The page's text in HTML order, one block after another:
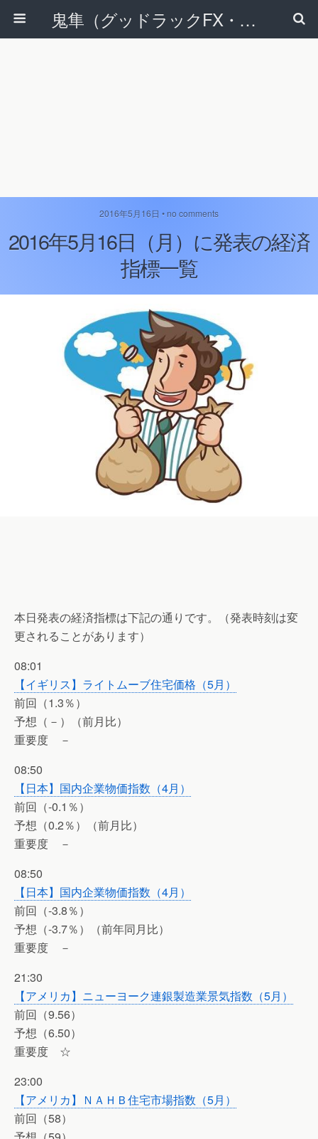
鬼隼（グッドラックFX・改）
2016年5月16日 • no comments
2016年5月16日（月）に発表の経済
指標一覧
本日発表の経済指標は下記の通りです。（発表時刻は変
更されることがあります）
08:01
【イギリス】ライトムーブ住宅価格（5月）
前回（1.3％）
予想（－）（前月比）
重要度 －
08:50
【日本】国内企業物価指数（4月）
前回（-0.1％）
予想（0.2％）（前月比）
重要度 －
08:50
【日本】国内企業物価指数（4月）
前回（-3.8％）
予想（-3.7％）（前年同月比）
重要度 －
21:30
【アメリカ】ニューヨーク連銀製造業景気指数（5月）
前回（9.56）
予想（6.50）
重要度 ☆
23:00
【アメリカ】ＮＡＨＢ住宅市場指数（5月）
前回（58）